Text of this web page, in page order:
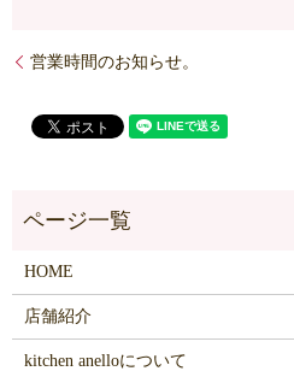
営業時間のお知らせ。
HOME
店舗紹介
kitchen anelloについて